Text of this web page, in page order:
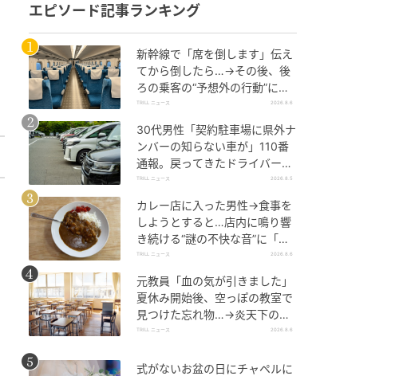
エピソード記事ランキング
新幹線で「席を倒します」伝え
てから倒したら…→その後、後
ろの乗客の“予想外の行動”に
「不快ですぐに立ち去りまし
TRILL ニュース 2026.8.6
30代男性「契約駐車場に県外ナ
ンバーの知らない車が」110番
通報。戻ってきたドライバー
の“言い分”に「口論になった」
TRILL ニュース 2026.8.5
カレー店に入った男性→食事を
しようとすると…店内に鳴り響
き続ける“謎の不快な音”に「人
生で一度だけの経験でした」
TRILL ニュース 2026.8.6
元教員「血の気が引きました」
夏休み開始後、空っぽの教室で
見つけた忘れ物…→炎天下の校
区を走り回ったワケ
TRILL ニュース 2026.8.6
式がないお盆の日にチャペルに